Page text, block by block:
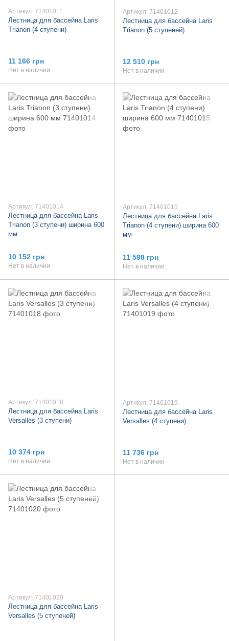
Артикул: 71401011
Лестница для бассейна Laris
Trianon (4 ступени)
11 166 грн
Нет в наличии
Артикул: 71401012
Лестница для бассейна Laris
Trianon (5 ступеней)
12 510 грн
Нет в наличии
Артикул: 71401014
Лестница для бассейна Laris
Trianon (3 ступени) ширина 600
мм
10 152 грн
Нет в наличии
Артикул: 71401015
Лестница для бассейна Laris
Trianon (4 ступени) ширина 600
мм
11 598 грн
Нет в наличии
Артикул: 71401018
Лестница для бассейна Laris
Versalles (3 ступени)
10 374 грн
Нет в наличии
Артикул: 71401019
Лестница для бассейна Laris
Versalles (4 ступени)
11 736 грн
Нет в наличии
Артикул: 71401020
Лестница для бассейна Laris
Versalles (5 ступеней)